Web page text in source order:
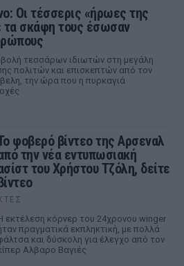
Οι τέσσερις «ήρωες της
τα σκάφη τους έσωσαν
τεσσάρων ιδιωτών στη μεγάλη
πολιτών και επισκεπτών από τον
την ώρα που η πυρκαγιά
φοβερό βίντεο της Αρσεναλ
την νέα εντυπωσιακή
του Χρήστου Τζόλη, δείτε
εκτέλεση κόρνερ του 24χρονου winger
πραγματικά εκπληκτική, με πολλά
και δύσκολη για έλεγχο από τον
Αλβαρο Βαγιές